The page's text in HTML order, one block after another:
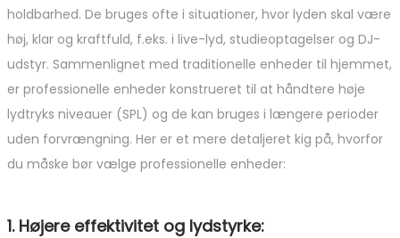
holdbarhed. De bruges ofte i situationer, hvor lyden skal være
høj, klar og kraftfuld, f.eks. i live-lyd, studieoptagelser og DJ-
udstyr. Sammenlignet med traditionelle enheder til hjemmet,
er professionelle enheder konstrueret til at håndtere høje
lydtryks niveauer (SPL) og de kan bruges i længere perioder
uden forvrængning. Her er et mere detaljeret kig på, hvorfor
du måske bør vælge professionelle enheder:
1. Højere effektivitet og lydstyrke: